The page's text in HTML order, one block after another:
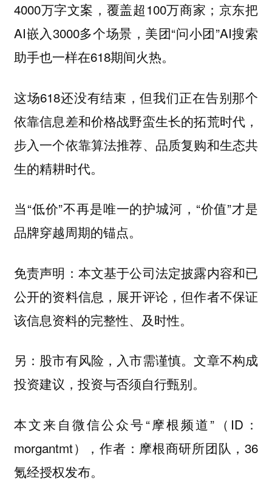
4000万字文案，覆盖超100万商家；京东把
AI嵌入3000多个场景，美团“问小团”AI搜索
助手也一样在618期间火热。
这场618还没有结束，但我们正在告别那个
依靠信息差和价格战野蛮生长的拓荒时代，
步入一个依靠算法推荐、品质复购和生态共
生的精耕时代。
当“低价”不再是唯一的护城河，“价值”才是
品牌穿越周期的锚点。
免责声明：本文基于公司法定披露内容和已
公开的资料信息，展开评论，但作者不保证
该信息资料的完整性、及时性。
另：股市有风险，入市需谨慎。文章不构成
投资建议，投资与否须自行甄别。
本文来自微信公众号“摩根频道”（ID：
morgantmt），作者：摩根商研所团队，36
氪经授权发布。